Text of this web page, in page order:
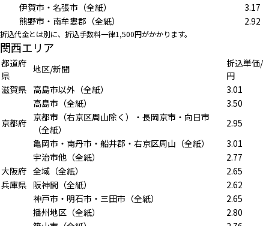
伊賀市・名張市（全紙）
3.17
熊野市・南牟婁郡（全紙）
2.92
折込代金とは別に、折込手数料一律1,500円がかかります。
関西エリア
都道府
県
地区/新聞
折込単価/
円
滋賀県 高島市以外（全紙）
3.01
高島市（全紙）
3.50
京都府 京都市（右京区周山除く）・長岡京市・向日市
（全紙）
2.95
亀岡市・南丹市・船井郡・右京区周山（全紙）
3.01
宇治市他（全紙）
2.77
大阪府 全域（全紙）
2.65
兵庫県 阪神間（全紙）
2.62
神戸市・明石市・三田市（全紙）
2.65
播州地区（全紙）
2.80